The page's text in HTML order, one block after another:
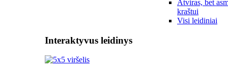
Atviras, bet
kraštui
Visi leidiniai
Interaktyvus leidinys